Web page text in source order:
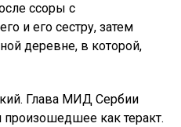
ссоры с
и его сестру, затем
деревне, в которой,
Глава МИД Сербии
произошедшее как теракт.